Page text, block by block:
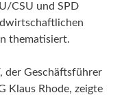
CSU und SPD
thematisiert.
der Geschäftsführer
Klaus Rhode, zeigte